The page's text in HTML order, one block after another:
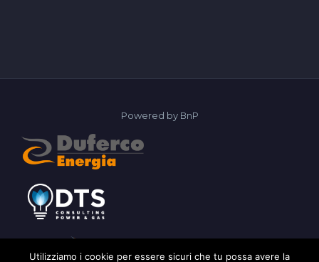
Powered by BnP
Utilizziamo i cookie per essere sicuri che tu possa avere la